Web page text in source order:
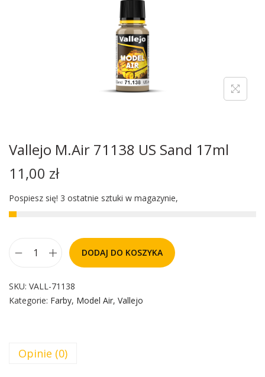
Vallejo M.Air 71138 US Sand 17ml
11,00 zł
Pospiesz się! 3 ostatnie sztuki w magazynie,
DODAJ DO KOSZYKA
SKU: VALL-71138
Kategorie: Farby, Model Air, Vallejo
Opinie (0)